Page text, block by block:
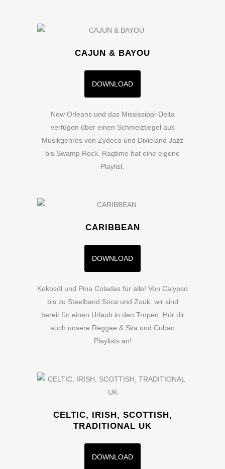
CAJUN & BAYOU
DOWNLOAD
New Orleans und das Mississippi-Delta
verfügen über einen Schmelztiegel aus
Musikgenres von Zydeco und Dixieland Jazz
bis Swamp Rock. Ragtime hat eine eigene
Playlist.
CARIBBEAN
DOWNLOAD
Kokosöl und Pina Coladas für alle! Von Calypso
bis zu Steelband Soca und Zouk: wir sind
bereit für einen Urlaub in den Tropen. Hör dir
auch unsere Reggae & Ska und Cuban
Playlists an!
CELTIC, IRISH, SCOTTISH,
TRADITIONAL UK
DOWNLOAD